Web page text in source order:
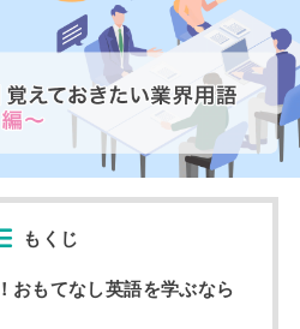
もくじ
おもてなし英語を学ぶなら